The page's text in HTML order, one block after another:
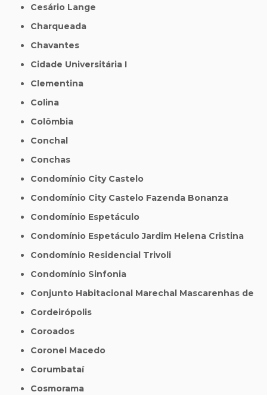
Cesário Lange
Charqueada
Chavantes
Cidade Universitária I
Clementina
Colina
Colômbia
Conchal
Conchas
Condomínio City Castelo
Condomínio City Castelo Fazenda Bonanza
Condomínio Espetáculo
Condomínio Espetáculo Jardim Helena Cristina
Condomínio Residencial Trivoli
Condomínio Sinfonia
Conjunto Habitacional Marechal Mascarenhas de
Cordeirópolis
Coroados
Coronel Macedo
Corumbataí
Cosmorama